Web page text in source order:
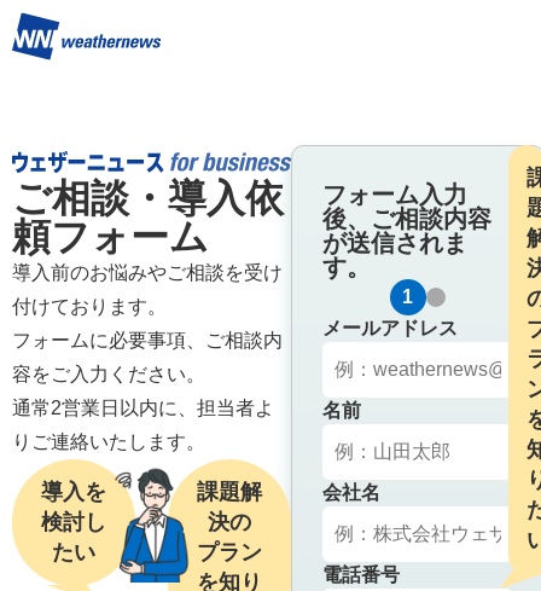
ご相談・導入依
頼フォーム
導入前のお悩みやご相談を受け
付けております。
フォームに必要事項、ご相談内
容をご入力ください。
通常2営業日以内に、担当者よ
りご連絡いたします。
導入を
検討し
たい
課題解
決の
プラン
を知り
フォーム入力
後、ご相談内容
が送信されま
す。
1
2
メールアドレス
名前
会社名
電話番号